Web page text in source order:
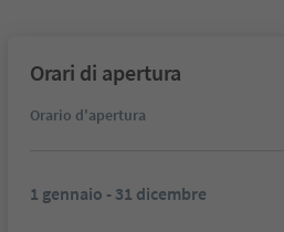
Orari di apertura
Orario d'apertura
1 gennaio - 31 dicembre